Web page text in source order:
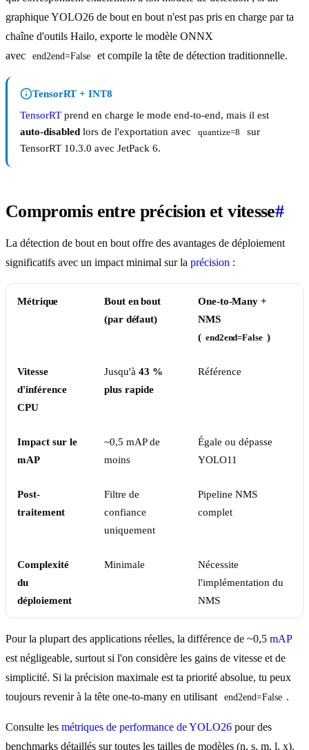
graphique YOLO26 de bout en bout n'est pas pris en charge par ta
chaîne d'outils Hailo, exporte le modèle ONNX
avec
end2end=False et compile la tête de détection traditionnelle.
TensorRT + INT8
TensorRT prend en charge le mode end-to-end, mais il est
auto-disabled lors de l'exportation avec quantize=8
sur
TensorRT 10.3.0 avec JetPack 6.
Compromis entre précision et vitesse#
La détection de bout en bout offre des avantages de déploiement
significatifs avec un impact minimal sur la précision :
Métrique
Bout en bout
(par défaut)
One-to-Many +
NMS
( end2end=False )
Vitesse
d'inférence
CPU
Jusqu'à 43 %
plus rapide
Référence
Impact sur le
mAP
~0,5 mAP de
moins
Égale ou dépasse
YOLO11
Post-
traitement
Filtre de
confiance
uniquement
Pipeline NMS
complet
Complexité
du
déploiement
Minimale
Nécessite
l'implémentation du
NMS
Pour la plupart des applications réelles, la différence de ~0,5 mAP
est négligeable, surtout si l'on considère les gains de vitesse et de
simplicité. Si la précision maximale est ta priorité absolue, tu peux
toujours revenir à la tête one-to-many en utilisant
end2end=False .
Consulte les métriques de performance de YOLO26 pour des
benchmarks détaillés sur toutes les tailles de modèles (n, s, m, l, x).